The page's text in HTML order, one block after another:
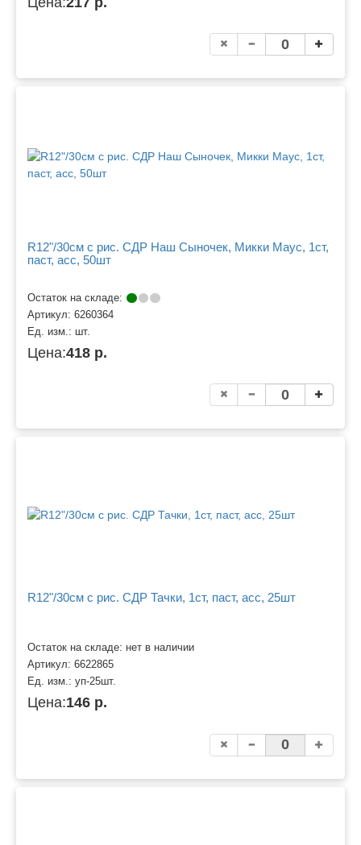
R12"/30см с рис. СДР Наш Сыночек, Микки Маус, 1ст,
паст, асс, 50шт
Остаток на складе:
Артикул: 6260364
Ед. изм.: шт.
Цена:418 р.
R12"/30см с рис. СДР Тачки, 1ст, паст, асс, 25шт
Остаток на складе: нет в наличии
Артикул: 6622865
Ед. изм.: уп-25шт.
Цена:146 р.